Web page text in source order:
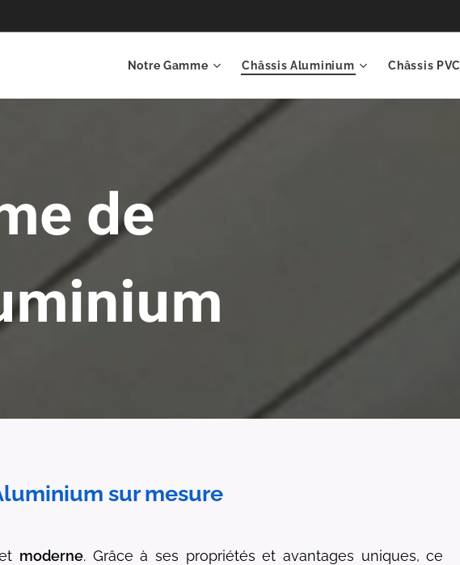
Notre Gamme Châssis Aluminium Châssis PVC
de
sur mesure
moderne. Grâce à ses propriétés et avantages uniques, ce